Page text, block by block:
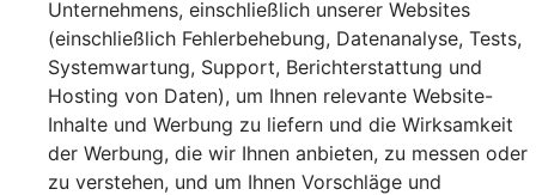
Unternehmens, einschließlich unserer Websites
(einschließlich Fehlerbehebung, Datenanalyse, Tests,
Systemwartung, Support, Berichterstattung und
Hosting von Daten), um Ihnen relevante Website-
Inhalte und Werbung zu liefern und die Wirksamkeit
der Werbung, die wir Ihnen anbieten, zu messen oder
zu verstehen, und um Ihnen Vorschläge und